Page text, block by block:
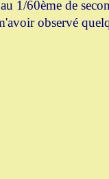
1/60ème de
observé